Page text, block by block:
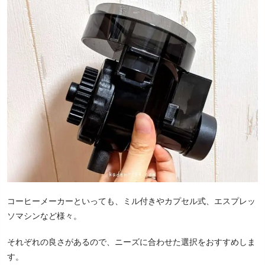
コーヒーメーカーといっても、ミル付きやカプセル式、エスプレッ
ソマシンなど様々。
それぞれの良さがあるので、ニーズに合わせた選択をおすすめしま
す。